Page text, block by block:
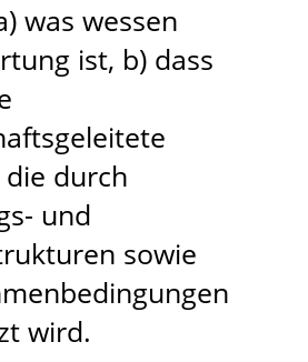
was wessen
ist, b) dass
die durch
und
sowie
wird.